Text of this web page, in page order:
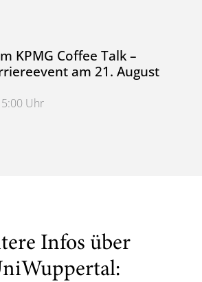
SHK/WHF
KPMG Coffee Talk –
am 21. August
Uhr
Coffee Talk – Virtuelles
Infos über